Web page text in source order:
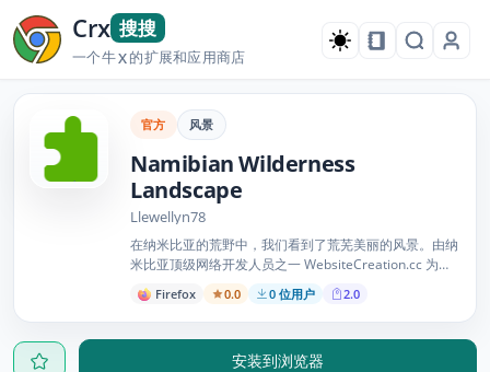
Crx 搜搜
一个牛X的扩展和应用商店
官方 风景
Namibian Wilderness
Landscape
Llewellyn78
在纳米比亚的荒野中，我们看到了荒芜美丽的风景。由纳
米比亚顶级网络开发人员之一 WebsiteCreation.cc 为您
提供。
Firefox 0.0 0 位用户 2.0
安装到浏览器